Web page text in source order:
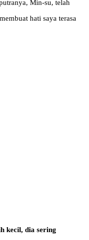
Min-su, telah
hati saya terasa
kecil, dia sering